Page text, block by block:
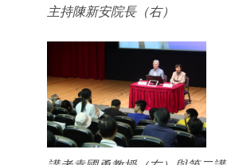
主持陳新安院長（右）